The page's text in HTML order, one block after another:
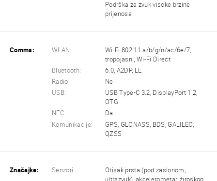
Podrška za zvuk visoke brzine
prijenosa
Comms: WLAN:
Wi-Fi 802.11 a/b/g/n/ac/6e/7,
tropojasni, Wi-Fi Direct
Bluetooth:
6.0, A2DP, LE
Radio:
Ne
USB:
USB Type-C 3.2, DisplayPort 1.2,
OTG
NFC:
Da
Komunikacije:
GPS, GLONASS, BDS, GALILEO,
QZSS
Značajke: Senzori:
Otisak prsta (pod zaslonom,
ultrazvuk), akcelerometar, žiroskop,